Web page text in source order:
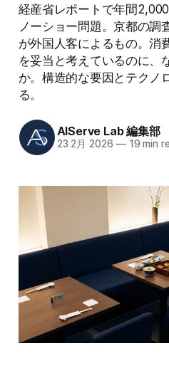
経産省レポートで年間
ノーショー問題。京都の調
が外国人客によるもの。消
を妥当と考えているのに、
か。構造的な要因とテクノ
る。
AIServe Lab 編集部
23 2月 2026 —19 min